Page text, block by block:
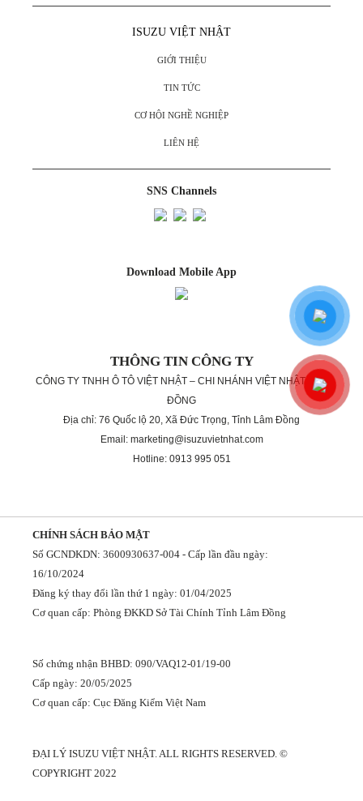
ISUZU VIỆT NHẬT
GIỚI THIỆU
TIN TỨC
CƠ HỘI NGHỀ NGHIỆP
LIÊN HỆ
SNS Channels
Download Mobile App
THÔNG TIN CÔNG TY
CÔNG TY TNHH Ô TÔ VIỆT NHẬT – CHI NHÁNH VIỆT NHẬT LÂM
ĐỒNG
Địa chỉ: 76 Quốc lộ 20, Xã Đức Trọng, Tỉnh Lâm Đồng
Email: marketing@isuzuvietnhat.com
Hotline: 0913 995 051
CHÍNH SÁCH BẢO MẬT
Số GCNDKDN: 3600930637-004 - Cấp lần đầu ngày:
16/10/2024
Đăng ký thay đổi lần thứ 1 ngày: 01/04/2025
Cơ quan cấp: Phòng ĐKKD Sở Tài Chính Tỉnh Lâm Đồng
Số chứng nhận BHBD: 090/VAQ12-01/19-00
Cấp ngày: 20/05/2025
Cơ quan cấp: Cục Đăng Kiểm Việt Nam
ĐẠI LÝ ISUZU VIỆT NHẬT. ALL RIGHTS RESERVED. ©
COPYRIGHT 2022